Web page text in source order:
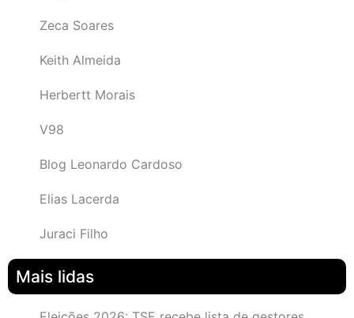
Zeca Soares
Keith Almeida
Herbertt Morais
V98
Blog Leonardo Cardoso
Elias Lacerda
Juraci Filho
Mais lidas